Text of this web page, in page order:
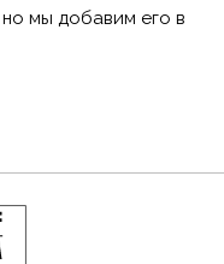
мы добавим его в